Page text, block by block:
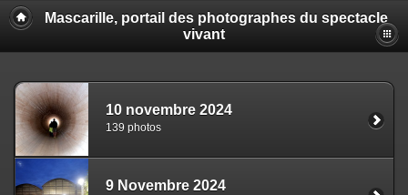
Mascarille, portail des photographes du spectacle
vivant
10 novembre 2024
139 photos
9 Novembre 2024